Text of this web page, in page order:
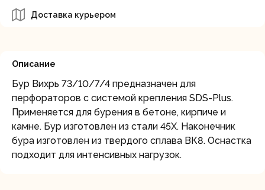
Доставка курьером
Описание
Бур Вихрь 73/10/7/4 предназначен для
перфораторов с системой крепления SDS-Plus.
Применяется для бурения в бетоне, кирпиче и
камне. Бур изготовлен из стали 45Х. Наконечник
бура изготовлен из твердого сплава ВК8. Оснастка
подходит для интенсивных нагрузок.